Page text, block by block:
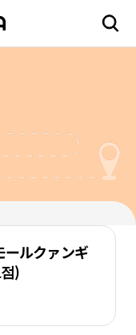
ールクァンギ
)